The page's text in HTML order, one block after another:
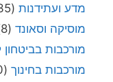
מדע ועתידנות (135)
מוסיקה וסאונד (8)
מורכבות בביטחון
מורכבות בחינוך (420)